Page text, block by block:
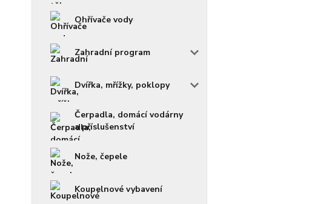
Ohřívače vody
Zahradní program
Dvířka, mřížky, poklopy
Čerpadla, domácí vodárny
a příslušenství
Nože, čepele
Koupelnové vybavení